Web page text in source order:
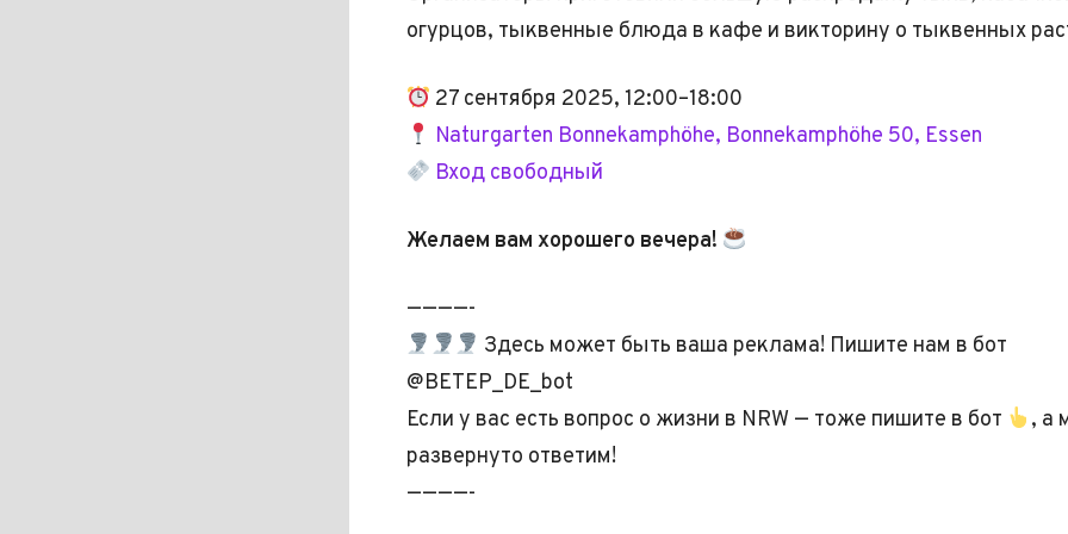
огурцов, тыквенные блюда в кафе и викторину о тыквенных
27 сентября 2025, 12:00–18:00
Naturgarten Bonnekamphöhe, Bonnekamphöhe 50, Essen
Вход свободный
Желаем вам хорошего вечера!
————-
Здесь может быть ваша реклама! Пишите нам в бот
@BETEP_DE_bot
Если у вас есть вопрос о жизни в NRW — тоже пишите в бот
, а
развернуто ответим!
————-